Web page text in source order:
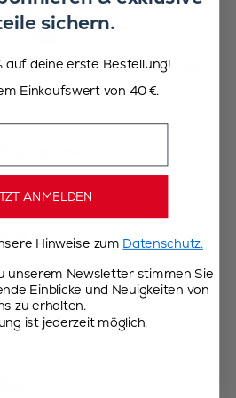
nach Hause geliefert zu werden.
über 50 €
48 Stunden
sichern.
auf deine erste Bestellung!
Einkaufswert von 40 €.
ANMELDEN
Hinweise zum Datenschutz.
unserem Newsletter stimmen Sie
Einblicke und Neuigkeiten von
zu erhalten.
ist jederzeit möglich.